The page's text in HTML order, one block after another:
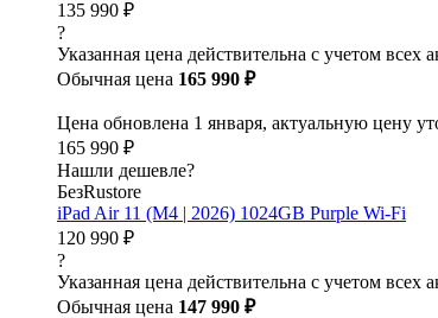
135 990 ₽
?
Указанная цена действительна с учетом всех
Обычная цена 165 990 ₽
Цена обновлена 1 января, актуальную цену
165 990 ₽
Нашли дешевле?
БезRustore
iPad Air 11 (M4 | 2026) 1024GB Purple Wi-Fi
120 990 ₽
?
Указанная цена действительна с учетом всех
Обычная цена 147 990 ₽